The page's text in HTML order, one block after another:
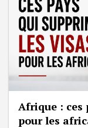
Afrique : ces
pour les